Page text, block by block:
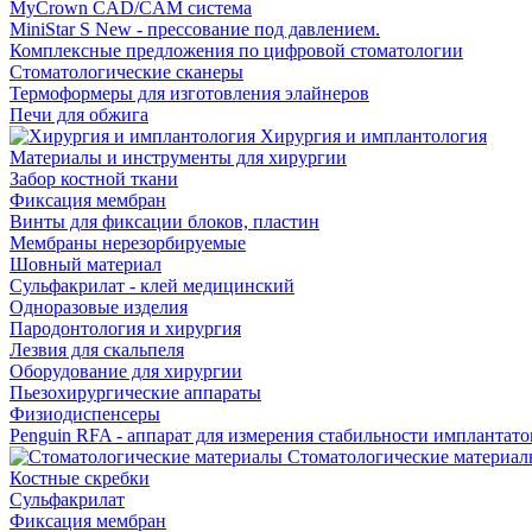
MyCrown CAD/CAM система
MiniStar S New - прессование под давлением.
Комплексные предложения по цифровой стоматологии
Стоматологические сканеры
Термоформеры для изготовления элайнеров
Печи для обжига
Хирургия и имплантология
Материалы и инструменты для хирургии
Забор костной ткани
Фиксация мембран
Винты для фиксации блоков, пластин
Мембраны нерезорбируемые
Шовный материал
Сульфакрилат - клей медицинский
Одноразовые изделия
Пародонтология и хирургия
Лезвия для скальпеля
Оборудование для хирургии
Пьезохирургические аппараты
Физиодиспенсеры
Penguin RFA - аппарат для измерения стабильности
Стоматологические
Костные скребки
Сульфакрилат
Фиксация мембран